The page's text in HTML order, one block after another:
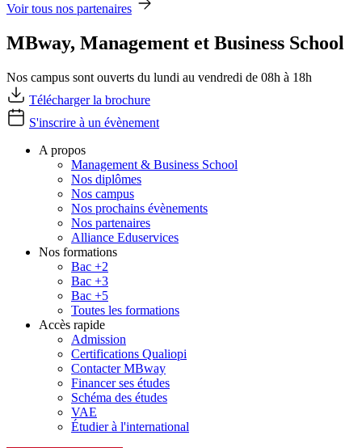
Voir tous nos partenaires
MBway, Management et Business School
Nos campus sont ouverts du lundi au vendredi de 08h à 18h
Télécharger la brochure
S'inscrire à un évènement
A propos
Management & Business School
Nos diplômes
Nos campus
Nos prochains évènements
Nos partenaires
Alliance Eduservices
Nos formations
Bac +2
Bac +3
Bac +5
Toutes les formations
Accès rapide
Admission
Certifications Qualiopi
Contacter MBway
Financer ses études
Schéma des études
VAE
Étudier à l'international